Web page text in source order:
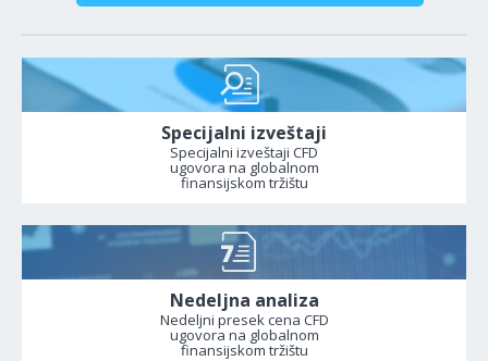
Specijalni izveštaji
Specijalni izveštaji CFD
ugovora na globalnom
finansijskom tržištu
Nedeljna analiza
Nedeljni presek cena CFD
ugovora na globalnom
finansijskom tržištu